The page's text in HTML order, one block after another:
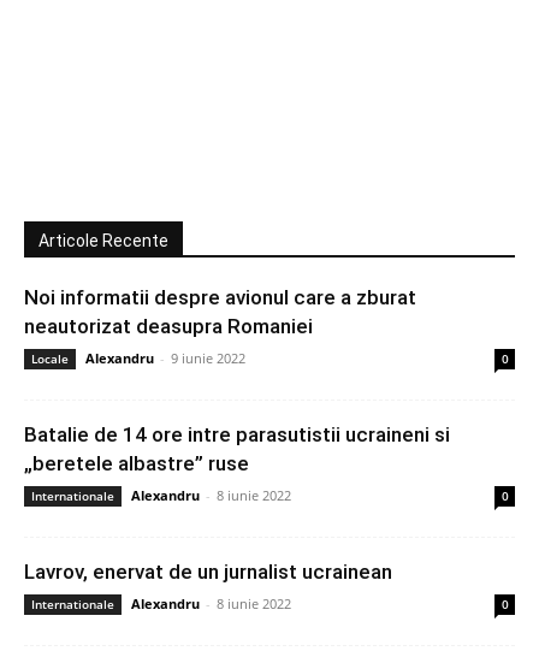
Articole Recente
Noi informatii despre avionul care a zburat
neautorizat deasupra Romaniei
Locale Alexandru - 9 iunie 2022 0
Batalie de 14 ore intre parasutistii ucraineni si
„beretele albastre” ruse
Internationale Alexandru - 8 iunie 2022 0
Lavrov, enervat de un jurnalist ucrainean
Internationale Alexandru - 8 iunie 2022 0